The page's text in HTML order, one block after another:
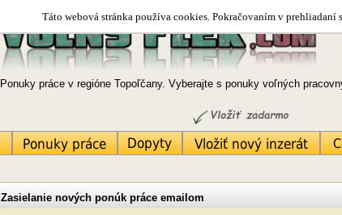
Táto webová stránka používa cookies. Pokračovaním v
Ponuky práce v regióne Topoľčany. Vyberajte s ponuky voľných
Zasielanie nových ponúk práce emailom